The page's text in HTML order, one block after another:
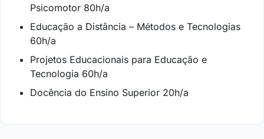
Psicomotor 80h/a
Educação a Distância – Métodos e Tecnologias
60h/a
Projetos Educacionais para Educação e
Tecnologia 60h/a
Docência do Ensino Superior 20h/a